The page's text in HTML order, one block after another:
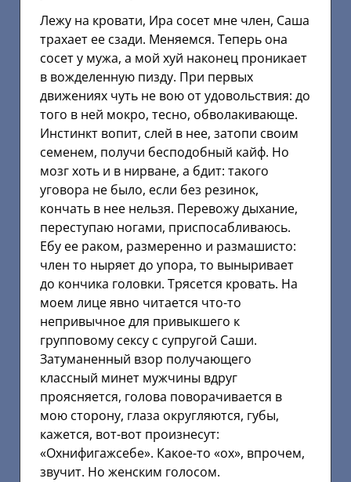
Лежу на кровати, Ира сосет мне член, Саша
трахает ее сзади. Меняемся. Теперь она
сосет у мужа, а мой хуй наконец проникает
в вожделенную пизду. При первых
движениях чуть не вою от удовольствия: до
того в ней мокро, тесно, обволакивающе.
Инстинкт вопит, слей в нее, затопи своим
семенем, получи бесподобный кайф. Но
мозг хоть и в нирване, а бдит: такого
уговора не было, если без резинок,
кончать в нее нельзя. Перевожу дыхание,
переступаю ногами, приспосабливаюсь.
Ебу ее раком, размеренно и размашисто:
член то ныряет до упора, то выныривает
до кончика головки. Трясется кровать. На
моем лице явно читается что-то
непривычное для привыкшего к
групповому сексу с супругой Саши.
Затуманенный взор получающего
классный минет мужчины вдруг
проясняется, голова поворачивается в
мою сторону, глаза округляются, губы,
кажется, вот-вот произнесут:
«Охнифигажсебе». Какое-то «ох», впрочем,
звучит. Но женским голосом.